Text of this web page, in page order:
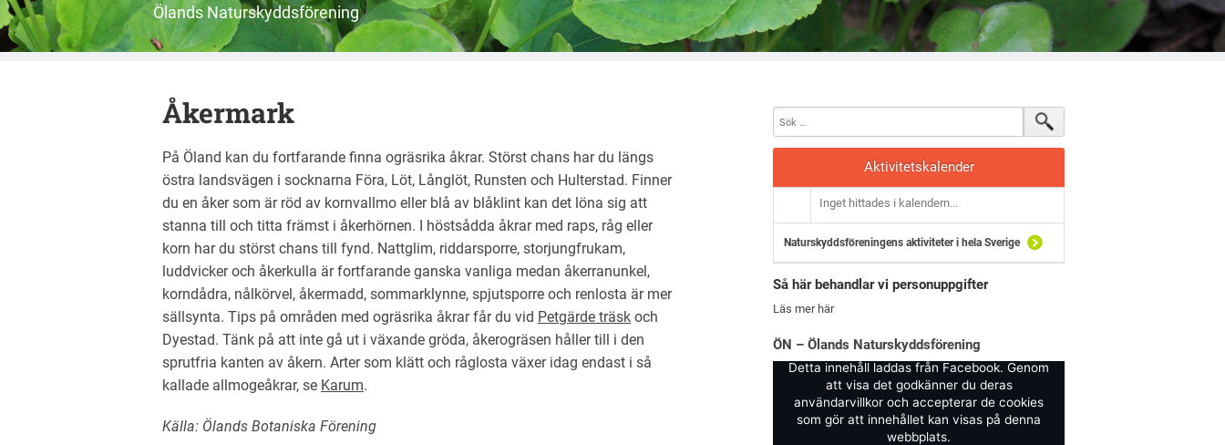
Ölands Naturskyddsförening
Åkermark
På Öland kan du fortfarande finna ogräsrika åkrar. Störst chans har du längs
östra landsvägen i socknarna Föra, Löt, Långlöt, Runsten och Hulterstad. Finner
du en åker som är röd av kornvallmo eller blå av blåklint kan det löna sig att
stanna till och titta främst i åkerhörnen. I höstsådda åkrar med raps, råg eller
korn har du störst chans till fynd. Nattglim, riddarsporre, storjungfrukam,
luddvicker och åkerkulla är fortfarande ganska vanliga medan åkerranunkel,
korndådra, nålkörvel, åkermadd, sommarklynne, spjutsporre och renlosta är mer
sällsynta. Tips på områden med ogräsrika åkrar får du vid Petgärde träsk och
Dyestad. Tänk på att inte gå ut i växande gröda, åkerogräsen håller till i den
sprutfria kanten av åkern. Arter som klätt och råglosta växer idag endast i så
kallade allmogeåkrar, se Karum.
Källa: Ölands Botaniska Förening
Aktivitetskalender
Inget hittades i kalendern...
Naturskyddsföreningens aktiviteter i hela Sverige
Så här behandlar vi personuppgifter
Läs mer här
ÖN – Ölands Naturskyddsförening
Detta innehåll laddas från Facebook. Genom
att visa det godkänner du deras
användarvillkor och accepterar de cookies
som gör att innehållet kan visas på denna
webbplats.